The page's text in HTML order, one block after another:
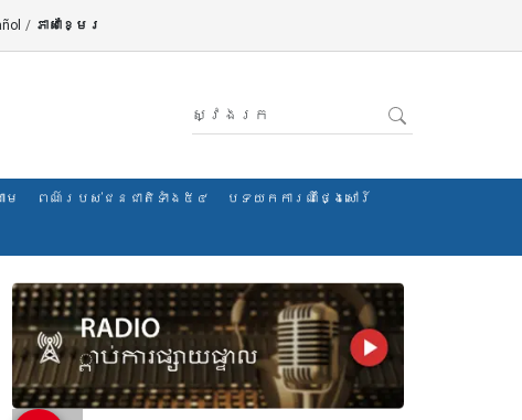
/ ភាសាខ្មែរ
ម ពណ៌របស់ជនជាតិទាំង៥៤ បទយកការណ៍ថ្ងៃសៅរ៍